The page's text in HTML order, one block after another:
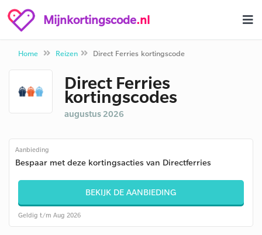
Mijnkortingscode.nl
Home Reizen Direct Ferries kortingscode
Direct Ferries
kortingscodes
augustus 2026
Aanbieding
Bespaar met deze kortingsacties van Directferries
BEKIJK DE AANBIEDING
Geldig t/m Aug 2026